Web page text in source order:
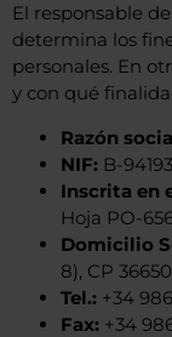
El responsable
determina los
personales. En
y con qué
Razón
NIF: B-
Inscrita en
Hoja PO-
Domicilio
8), CP
Tel.: +34
Fax: +34